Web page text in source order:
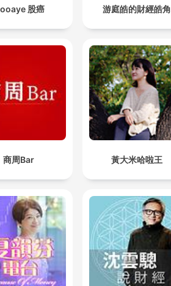
股癌 游庭皓的財經皓角
商周Bar 黃大米哈啦王